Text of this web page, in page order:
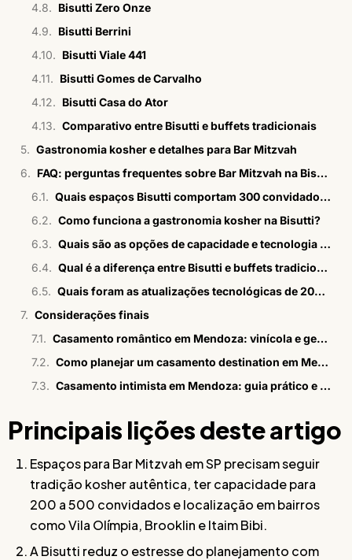
Bisutti Zero Onze
Bisutti Berrini
Bisutti Viale 441
Bisutti Gomes de Carvalho
Bisutti Casa do Ator
Comparativo entre Bisutti e buffets tradicionais
Gastronomia kosher e detalhes para Bar Mitzvah
FAQ: perguntas frequentes sobre Bar Mitzvah na Bisutti
Quais espaços Bisutti comportam 300 convidados para Bar Mitzvah em SP?
Como funciona a gastronomia kosher na Bisutti?
Quais são as opções de capacidade e tecnologia em Vila Olímpia?
Qual é a diferença entre Bisutti e buffets tradicionais para Bar Mitzvah?
Quais foram as atualizações tecnológicas de 2026 nos espaços?
Considerações finais
Casamento romântico em Mendoza: vinícola e gestão 360°
Como planejar um casamento destination em Mendoza
Casamento intimista em Mendoza: guia prático e estratégico
Principais lições deste artigo
Espaços para Bar Mitzvah em SP precisam seguir
tradição kosher autêntica, ter capacidade para
200 a 500 convidados e localização em bairros
como Vila Olímpia, Brooklin e Itaim Bibi.
A Bisutti reduz o estresse do planejamento com